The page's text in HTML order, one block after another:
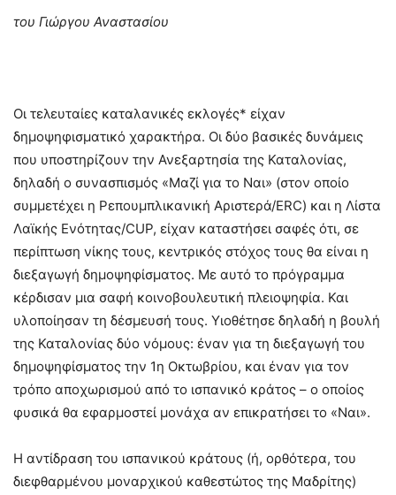
του Γιώργου Αναστασίου
Οι τελευταίες καταλανικές εκλογές* είχαν
δημοψηφισματικό χαρακτήρα. Οι δύο βασικές δυνάμεις
που υποστηρίζουν την Ανεξαρτησία της Καταλονίας,
δηλαδή ο συνασπισμός «Μαζί για το Ναι» (στον οποίο
συμμετέχει η Ρεπουμπλικανική Αριστερά/ERC) και η Λίστα
Λαϊκής Ενότητας/CUP, είχαν καταστήσει σαφές ότι, σε
περίπτωση νίκης τους, κεντρικός στόχος τους θα είναι η
διεξαγωγή δημοψηφίσματος. Με αυτό το πρόγραμμα
κέρδισαν μια σαφή κοινοβουλευτική πλειοψηφία. Και
υλοποίησαν τη δέσμευσή τους. Υιοθέτησε δηλαδή η βουλή
της Καταλονίας δύο νόμους: έναν για τη διεξαγωγή του
δημοψηφίσματος την 1η Οκτωβρίου, και έναν για τον
τρόπο αποχωρισμού από το ισπανικό κράτος – ο οποίος
φυσικά θα εφαρμοστεί μονάχα αν επικρατήσει το «Ναι».
Η αντίδραση του ισπανικού κράτους (ή, ορθότερα, του
διεφθαρμένου μοναρχικού καθεστώτος της Μαδρίτης)